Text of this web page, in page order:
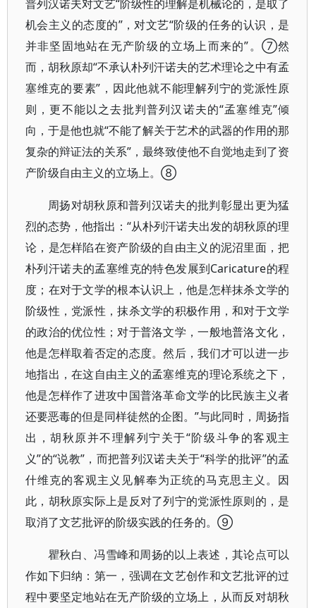
普列汉诺夫对文艺“阶级性的理解是机械论的，是取了
机会主义的态度的”，对文艺“阶级的任务的认识，是
并非坚固地站在无产阶级的立场上而来的”。⑦然
而，胡秋原却“不承认朴列汗诺夫的艺术理论之中有孟
塞维克的要素”，因此他就不能理解列宁的党派性原
则，更不能以之去批判普列汉诺夫的“孟塞维克”倾
向，于是他也就“不能了解关于艺术的武器的作用的那
复杂的辩证法的关系”，最终致使他不自觉地走到了资
产阶级自由主义的立场上。⑧
周扬对胡秋原和普列汉诺夫的批判彰显出更为猛
烈的态势，他指出：“从朴列汗诺夫出发的胡秋原的理
论，是怎样陷在资产阶级的自由主义的泥沼里面，把
朴列汗诺夫的孟塞维克的特色发展到Caricature的程
度；在对于文学的根本认识上，他是怎样抹杀文学的
阶级性，党派性，抹杀文学的积极作用，和对于文学
的政治的优位性；对于普洛文学，一般地普洛文化，
他是怎样取着否定的态度。然后，我们才可以进一步
地指出，在这自由主义的孟塞维克的理论系统之下，
他是怎样作了进攻中国普洛革命文学的比民族主义者
还要恶毒的但是同样徒然的企图。”与此同时，周扬指
出，胡秋原并不理解列宁关于“阶级斗争的客观主
义”的“说教”，而把普列汉诺夫关于“科学的批评”的孟
什维克的客观主义见解奉为正统的马克思主义。因
此，胡秋原实际上是反对了列宁的党派性原则的，是
取消了文艺批评的阶级实践的任务的。⑨
瞿秋白、冯雪峰和周扬的以上表述，其论点可以
作如下归纳：第一，强调在文艺创作和文艺批评的过
程中要坚定地站在无产阶级的立场上，从而反对胡秋